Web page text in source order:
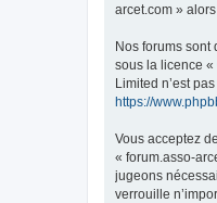
arcet.com »
Nos forums sont
sous la licence «
Limited n’est
https://
Vous acceptez
« forum.asso-
jugeons
verrouille